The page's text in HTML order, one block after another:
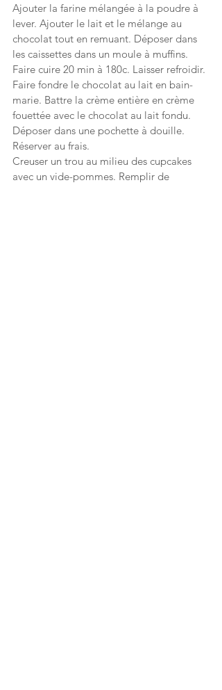
Ajouter la farine mélangée à la poudre à
lever. Ajouter le lait et le mélange au
chocolat tout en remuant. Déposer dans
les caissettes dans un moule à muffins.
Faire cuire 20 min à 180c. Laisser refroidir.
Faire fondre le chocolat au lait en bain-
marie. Battre la crème entière en crème
fouettée avec le chocolat au lait fondu.
Déposer dans une pochette à douille.
Réserver au frais.
Creuser un trou au milieu des cupcakes
avec un vide-pommes. Remplir de